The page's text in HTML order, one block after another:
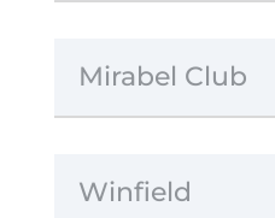
Mirabel Club
Winfield